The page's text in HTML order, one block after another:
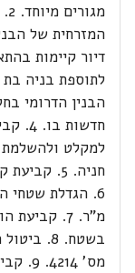
המזרחית של
לתוספת בניה
הבנין הדרומי
למקלט
חניה. 5.
מ"ר. 7.
בשטח. 8.
מס'